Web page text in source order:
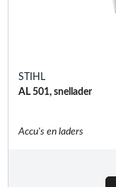
STIHL
AL 501, snellader
Accu's en laders